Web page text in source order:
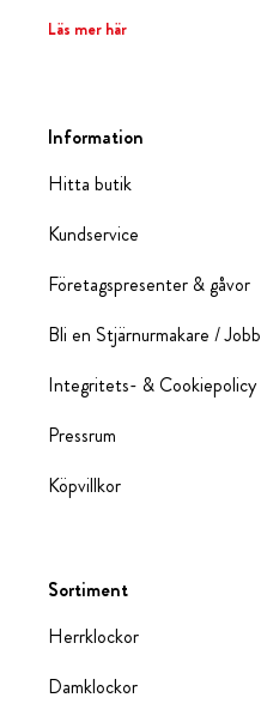
Läs mer här
Information
Hitta butik
Kundservice
Företagspresenter & gåvor
Bli en Stjärnurmakare / Jobb
Integritets- & Cookiepolicy
Pressrum
Köpvillkor
Sortiment
Herrklockor
Damklockor